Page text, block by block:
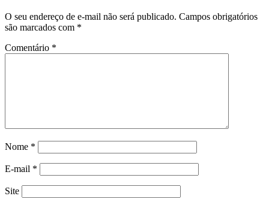
O seu endereço de e-mail não será publicado. Campos obrigatórios
são marcados com *
Comentário *
Nome *
E-mail *
Site